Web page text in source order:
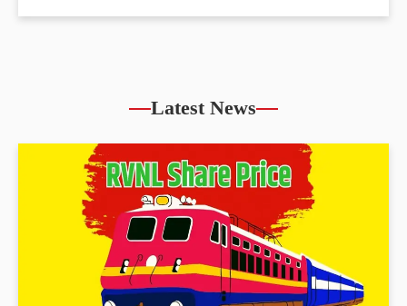
Latest News